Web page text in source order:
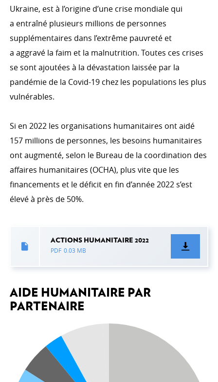
LA COOPÉRATION LUXEMBOURGEOISE ET SES
Coopération bilatérale
Coopération bilatérale en chiffres
Coopération multilatérale
Finance inclusive, secteur privé, Digital4Development
Genre
Droits humains
EFFICACITÉ DU DÉVELOPPEMENT
OCDE CAD
Ukraine, est à l’origine d’une crise mondiale qui
a entraîné plusieurs millions de personnes
supplémentaires dans l’extrême pauvreté et
a aggravé la faim et la malnutrition. Toutes ces crises
se sont ajoutées à la dévastation laissée par la
pandémie de la Covid-19 chez les populations les plus
vulnérables.
Si en 2022 les organisations humanitaires ont aidé
157 millions de personnes, les besoins humanitaires
ont augmenté, selon le Bureau de la coordination des
affaires humanitaires (OCHA), plus vite que les
financements et le déficit en fin d’année 2022 s’est
élevé à près de 50%.
ACTIONS HUMANITAIRE 2022
PDF 0.03 MB
AIDE HUMANITAIRE PAR
PARTENAIRE